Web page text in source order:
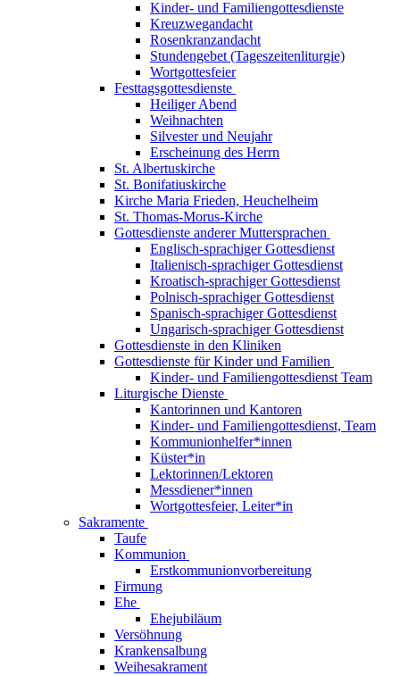
Kinder- und Familiengottesdienste
Kreuzwegandacht
Rosenkranzandacht
Stundengebet (Tageszeitenliturgie)
Wortgottesfeier
Festtagsgottesdienste
Heiliger Abend
Weihnachten
Silvester und Neujahr
Erscheinung des Herrn
St. Albertuskirche
St. Bonifatiuskirche
Kirche Maria Frieden, Heuchelheim
St. Thomas-Morus-Kirche
Gottesdienste anderer Muttersprachen
Englisch-sprachiger Gottesdienst
Italienisch-sprachiger Gottesdienst
Kroatisch-sprachiger Gottesdienst
Polnisch-sprachiger Gottesdienst
Spanisch-sprachiger Gottesdienst
Ungarisch-sprachiger Gottesdienst
Gottesdienste in den Kliniken
Gottesdienste für Kinder und Familien
Kinder- und Familiengottesdienst Team
Liturgische Dienste
Kantorinnen und Kantoren
Kinder- und Familiengottesdienst, Team
Kommunionhelfer*innen
Küster*in
Lektorinnen/Lektoren
Messdiener*innen
Wortgottesfeier, Leiter*in
Sakramente
Taufe
Kommunion
Erstkommunionvorbereitung
Firmung
Ehe
Ehejubiläum
Versöhnung
Krankensalbung
Weihesakrament